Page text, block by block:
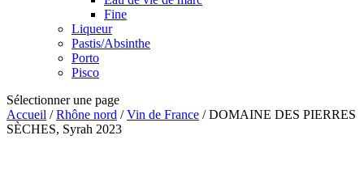
Fine
Liqueur
Pastis/Absinthe
Porto
Pisco
Sélectionner une page
Accueil /Rhône nord /Vin de France / DOMAINE DES PIERRES
SÈCHES, Syrah 2023